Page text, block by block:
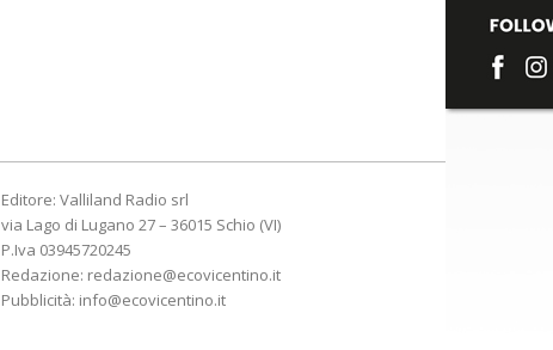
Editore: Valliland Radio srl
via Lago di Lugano 27 – 36015 Schio (VI)
P.Iva 03945720245
Redazione: redazione@ecovicentino.it
Pubblicità: info@ecovicentino.it